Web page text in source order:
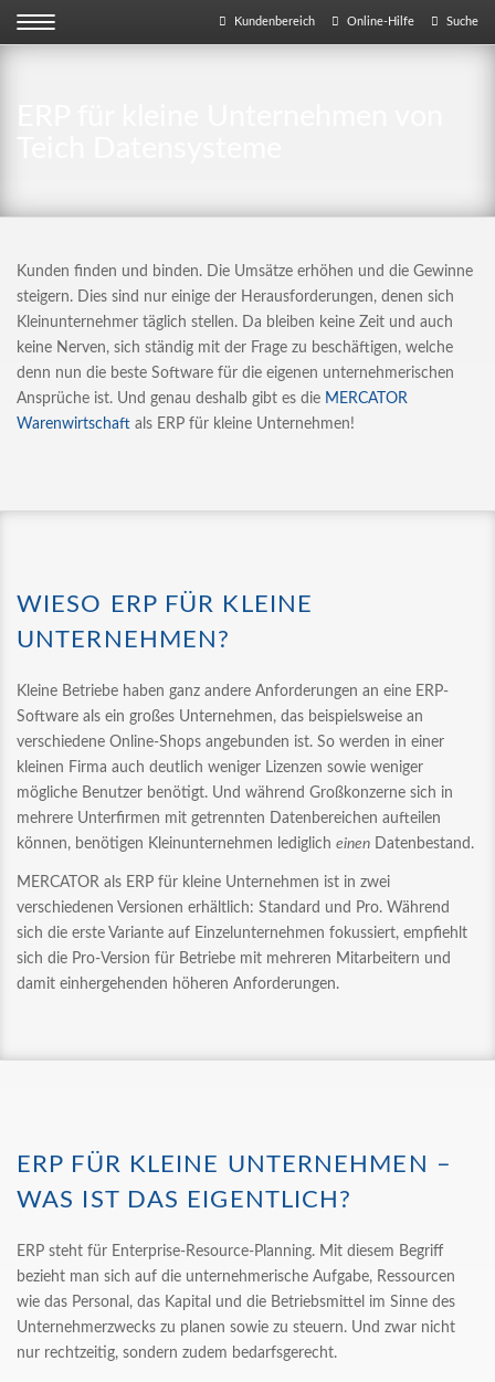
Kundenbereich Online-Hilfe Suche
Kunden finden und binden. Die Umsätze erhöhen und die Gewinne
steigern. Dies sind nur einige der Herausforderungen, denen sich
Kleinunternehmer täglich stellen. Da bleiben keine Zeit und auch
keine Nerven, sich ständig mit der Frage zu beschäftigen, welche
denn nun die beste Software für die eigenen unternehmerischen
Ansprüche ist. Und genau deshalb gibt es die MERCATOR
Warenwirtschaft als ERP für kleine Unternehmen!
WIESO ERP FÜR KLEINE
UNTERNEHMEN?
Kleine Betriebe haben ganz andere Anforderungen an eine ERP-
Software als ein großes Unternehmen, das beispielsweise an
verschiedene Online-Shops angebunden ist. So werden in einer
kleinen Firma auch deutlich weniger Lizenzen sowie weniger
mögliche Benutzer benötigt. Und während Großkonzerne sich in
mehrere Unterfirmen mit getrennten Datenbereichen aufteilen
können, benötigen Kleinunternehmen lediglich einen Datenbestand.
MERCATOR als ERP für kleine Unternehmen ist in zwei
verschiedenen Versionen erhältlich: Standard und Pro. Während
sich die erste Variante auf Einzelunternehmen fokussiert, empfiehlt
sich die Pro-Version für Betriebe mit mehreren Mitarbeitern und
damit einhergehenden höheren Anforderungen.
ERP FÜR KLEINE UNTERNEHMEN –
WAS IST DAS EIGENTLICH?
ERP steht für Enterprise-Resource-Planning. Mit diesem Begriff
bezieht man sich auf die unternehmerische Aufgabe, Ressourcen
wie das Personal, das Kapital und die Betriebsmittel im Sinne des
Unternehmerzwecks zu planen sowie zu steuern. Und zwar nicht
nur rechtzeitig, sondern zudem bedarfsgerecht.